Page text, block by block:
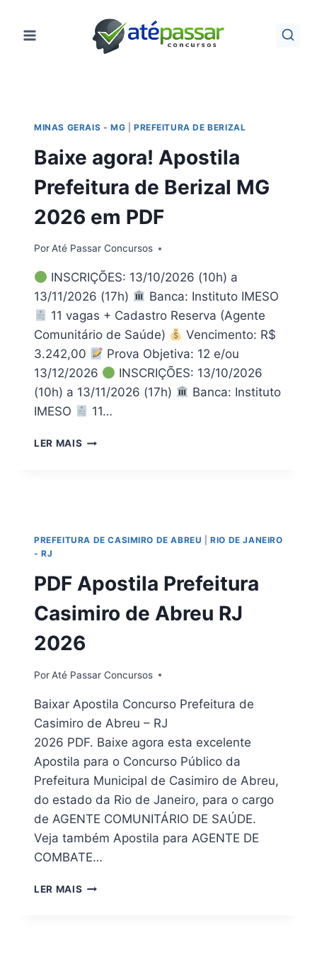
para
MINAS GERAIS - MG PREFEITURA DE BERIZAL
Baixe agora! Apostila
Prefeitura de Berizal MG
2026 em PDF
PorAté Passar Concursos
INSCRIÇÕES: 13/10/2026 (10h) a
13/11/2026 (17h)
Banca: Instituto IMESO
11 vagas + Cadastro Reserva (Agente
Comunitário de Saúde)
Vencimento: R$
3.242,00
Prova Objetiva: 12 e/ou
13/12/2026
INSCRIÇÕES: 13/10/2026
(10h) a 13/11/2026 (17h)
Banca: Instituto
IMESO
11…
LER MAIS BAIXE
2026
PDF
PREFEITURA DE CASIMIRO DE ABREU |RIO DE JANEIRO
- RJ
PDF Apostila Prefeitura
Casimiro de Abreu RJ
2026
PorAté Passar Concursos
Baixar Apostila Concurso Prefeitura de
Casimiro de Abreu – RJ
2026 PDF. Baixe agora esta excelente
Apostila para o Concurso Público da
Prefeitura Municipal de Casimiro de Abreu,
do estado da Rio de Janeiro, para o cargo
de AGENTE COMUNITÁRIO DE SAÚDE.
Veja também Apostila para AGENTE DE
COMBATE…
LER MAIS PDF